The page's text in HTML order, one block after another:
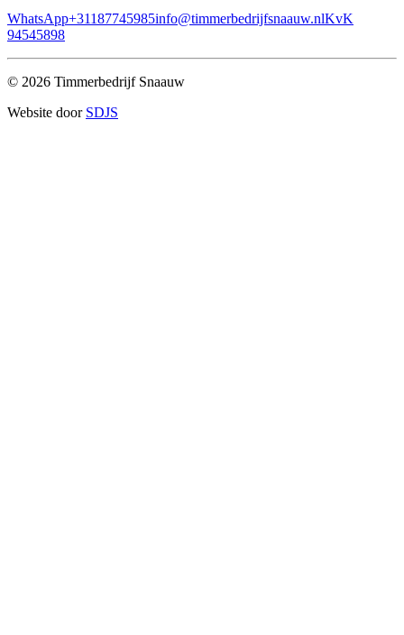
WhatsApp+31187745985info@timmerbedrijfsnaauw.nlKvK
94545898
© 2026 Timmerbedrijf Snaauw
Website door SDJS